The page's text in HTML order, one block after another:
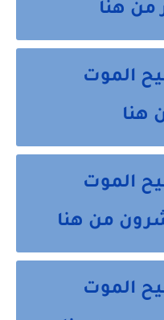
هنا
الموت
هنا
الموت
من هنا
الموت